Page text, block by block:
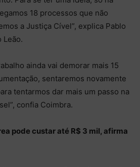
18 processos que não
a Justiça Cível”, explica Pablo
Leão.
ainda vai demorar mais 15
sentaremos novamente
tentarmos dar mais um passo na
confia Coimbra.
pode custar até R$ 3 mil, afirma